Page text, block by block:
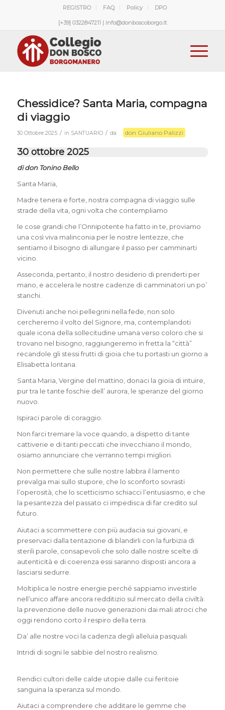
REGISTRO FAQ Policy DPO
[+39] 0322847211 | info@donboscoborgo.it
Chessidice? Santa Maria, compagna
di viaggio
30 Ottobre 2025 / in SANTUARIO / da don Giuliano Palizzi
30 ottobre 2025
di don Tonino Bello
Santa Maria,
Madre tenera e forte, nostra compagna di viaggio sulle
strade della vita, ogni volta che contempliamo
le cose grandi che l’Onnipotente ha fatto in te, proviamo
una così viva malinconia per le nostre lentezze, che
sentiamo il bisogno di allungare il passo per camminarti
vicino.
Asseconda, pertanto, il nostro desiderio di prenderti per
mano, e accelera le nostre cadenze di camminatori un po’
stanchi.
Divenuti anche noi pellegrini nella fede, non solo
cercheremo il volto del Signore, ma, contemplandoti
quale icona della sollecitudine umana verso coloro che si
trovano nel bisogno, raggiungeremo in fretta la “città”
recandole gli stessi frutti di gioia che tu portasti un giorno a
Elisabetta lontana.
Santa Maria, Vergine del mattino, donaci la gioia di intuire,
pur tra le tante foschie dell’ aurora, le speranze del giorno
nuovo.
Ispiraci parole di coraggio.
Non farci tremare la voce quando, a dispetto di tante
cattiverie e di tanti peccati che invecchiano il mondo,
osiamo annunciare che verranno tempi migliori.
Non permettere che sulle nostre labbra il lamento
prevalga mai sullo stupore, che lo sconforto sovrasti
l’operosità, che lo scetticismo schiacci l’entusiasmo, e che
la pesantezza del passato ci impedisca di far credito sul
futuro.
Aiutaci a scommettere con più audacia sui giovani, e
preservaci dalla tentazione di blandirli con la furbizia di
sterili parole, consapevoli che solo dalle nostre scelte di
autenticità e di coerenza essi saranno disposti ancora a
lasciarsi sedurre.
Moltiplica le nostre energie perché sappiamo investirle
nell’unico affare ancora redditizio sul mercato della civiltà:
la prevenzione delle nuove generazioni dai mali atroci che
oggi rendono corto il respiro della terra.
Da’ alle nostre voci la cadenza degli alleluia pasquali.
Intridi di sogni le sabbie del nostro realismo.
Rendici cultori delle calde utopie dalle cui feritoie
sanguina la speranza sul mondo.
Aiutaci a comprendere che additare le gemme che